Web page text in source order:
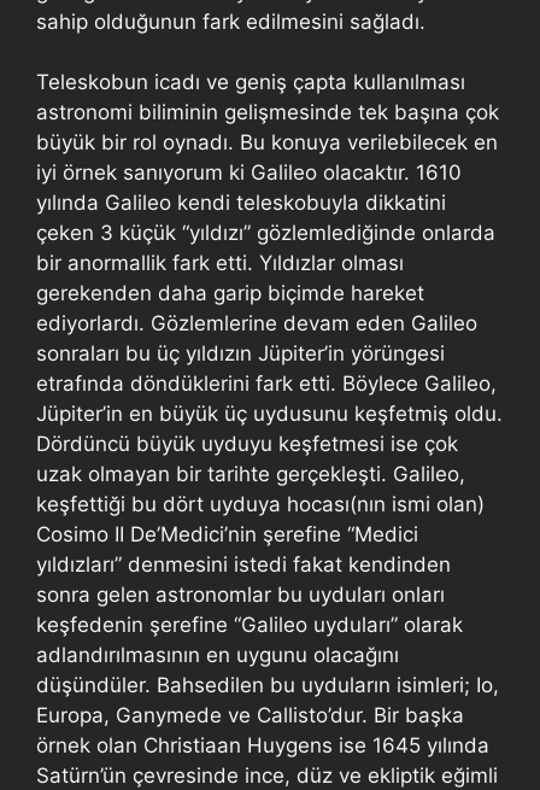
sahip olduğunun fark edilmesini sağladı.
Teleskobun icadı ve geniş çapta kullanılması
astronomi biliminin gelişmesinde tek başına çok
büyük bir rol oynadı. Bu konuya verilebilecek en
iyi örnek sanıyorum ki Galileo olacaktır. 1610
yılında Galileo kendi teleskobuyla dikkatini
çeken 3 küçük “yıldızı” gözlemlediğinde onlarda
bir anormallik fark etti. Yıldızlar olması
gerekenden daha garip biçimde hareket
ediyorlardı. Gözlemlerine devam eden Galileo
sonraları bu üç yıldızın Jüpiter’in yörüngesi
etrafında döndüklerini fark etti. Böylece Galileo,
Jüpiter’in en büyük üç uydusunu keşfetmiş oldu.
Dördüncü büyük uyduyu keşfetmesi ise çok
uzak olmayan bir tarihte gerçekleşti. Galileo,
keşfettiği bu dört uyduya hocası(nın ismi olan)
Cosimo II De’Medici’nin şerefine “Medici
yıldızları” denmesini istedi fakat kendinden
sonra gelen astronomlar bu uyduları onları
keşfedenin şerefine “Galileo uyduları” olarak
adlandırılmasının en uygunu olacağını
düşündüler. Bahsedilen bu uyduların isimleri; Io,
Europa, Ganymede ve Callisto’dur. Bir başka
örnek olan Christiaan Huygens ise 1645 yılında
Satürn’ün çevresinde ince, düz ve ekliptik eğimli